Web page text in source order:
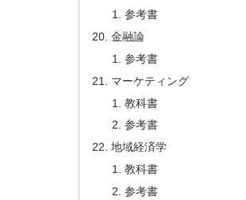
参考書
金融論
参考書
マーケティング
教科書
参考書
地域経済学
教科書
参考書